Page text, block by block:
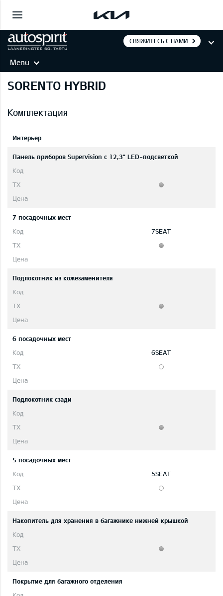
СВЯЖИТЕСЬ С НАМИ
Menu
SORENTO HYBRID
Комплектация
Интерьер
Панель приборов Supervision c 12,3" LED-подсветкой
7 посадочных мест
7SEAT
Подлокотник из кожезаменителя
6 посадочных мест
6SEAT
Подлокотник сзади
5 посадочных мест
5SEAT
Накопитель для хранения в багажнике нижней крышкой
Покрытие для багажного отделения